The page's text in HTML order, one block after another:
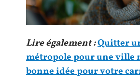
Lire également :Quitter
métropole pour une ville
bonne idée pour votre